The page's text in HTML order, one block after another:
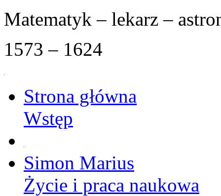
Matematyk – lekarz –
1573 – 1624
Strona główna
Wstęp
Simon Marius
Życie i praca naukowa